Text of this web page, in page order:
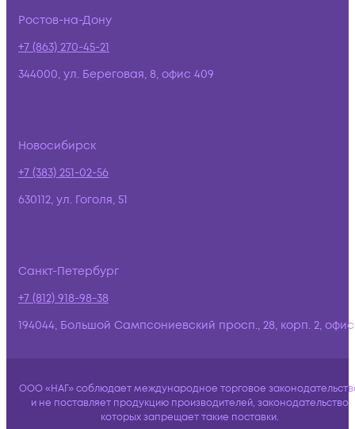
Ростов-на-Дону
+7 (863) 270-45-21
344000, ул. Береговая, 8, офис 409
Новосибирск
+7 (383) 251-02-56
630112, ул. Гоголя, 51
Санкт-Петербург
+7 (812) 918-98-38
194044, Большой Сампсониевский просп., 28, корп. 2,
ООО «НАГ» соблюдает международное торговое
и не поставляет продукцию производителей, законодательство
которых запрещает такие поставки.